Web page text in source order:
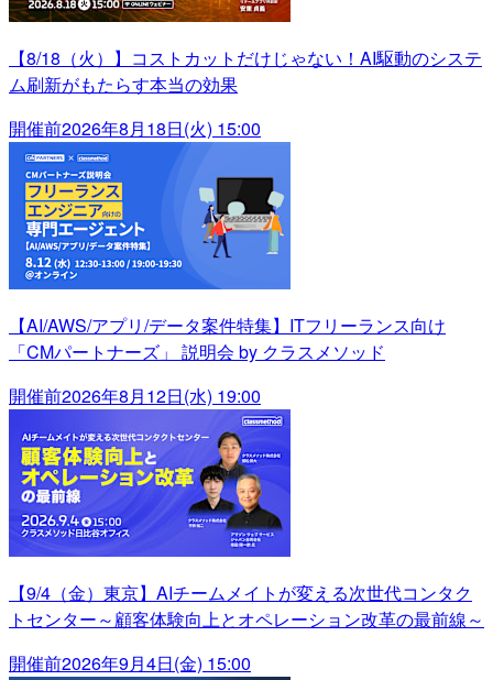
【8/18（火）】コストカットだけじゃない！AI駆動のシステ
ム刷新がもたらす本当の効果
開催前2026年8月18日(火) 15:00
【AI/AWS/アプリ/データ案件特集】ITフリーランス向け
「CMパートナーズ」 説明会 by クラスメソッド
開催前2026年8月12日(水) 19:00
【9/4（金）東京】AIチームメイトが変える次世代コンタク
トセンター～顧客体験向上とオペレーション改革の最前線～
開催前2026年9月4日(金) 15:00